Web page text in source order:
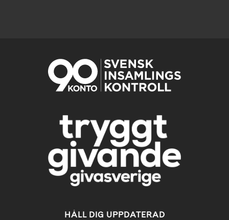
HÅLL DIG UPPDATERAD